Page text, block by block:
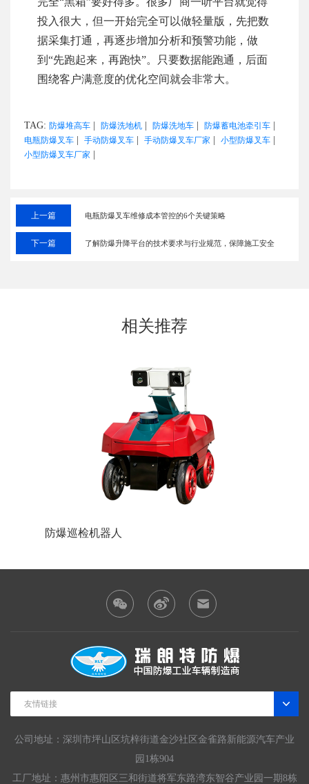
投入很大，但一开始完全可以做轻量版，先把数
据采集打通，再逐步增加分析和预警功能，做
到“先跑起来，再跑快”。只要数据能跑通，后面
围绕客户满意度的优化空间就会非常大。
TAG: 防爆堆高车 防爆洗地机 防爆洗地车 防爆蓄电池牵引车
电瓶防爆叉车 手动防爆叉车 手动防爆叉车厂家 小型防爆叉车
小型防爆叉车厂家
上一篇 电瓶防爆叉车维修成本管控的6个关键策略
下一篇 了解防爆升降平台的技术要求与行业规范，保障施工安全
相关推荐
防爆巡检机器人
友情链接
公司地址：深圳市坪山区坑梓街道金沙社区金雀路新能源汽车产业
园1栋904
工厂地址：惠州市惠阳区三和街道将军东路湾东智谷产业园一期8栋